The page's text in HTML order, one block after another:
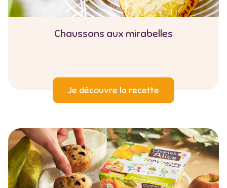
Chaussons aux mirabelles
Je découvre la recette